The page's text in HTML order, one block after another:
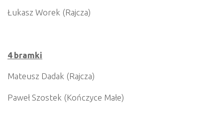
Łukasz Worek (Rajcza)
4 bramki
Mateusz Dadak (Rajcza)
Paweł Szostek (Kończyce Małe)